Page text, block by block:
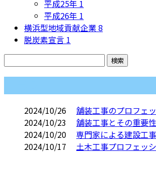
平成25年 1
平成26年 1
横浜型地域貢献企業8
脱炭素宣言 1
2024/10/26
舗装工事のプロフェ
2024/10/23
舗装工事とその重要
2024/10/20
専門家による建設工
2024/10/17
土木工事プロフェッ